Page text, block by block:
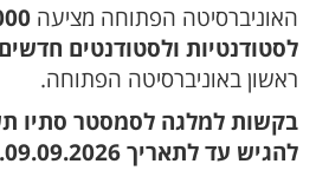
האוניברסיטה הפתוחה מציעה
לסטודנטיות ולסטודנטים חדשים
ראשון באוניברסיטה הפתוחה.
להגיש עד לתאריך 09.09.2026.